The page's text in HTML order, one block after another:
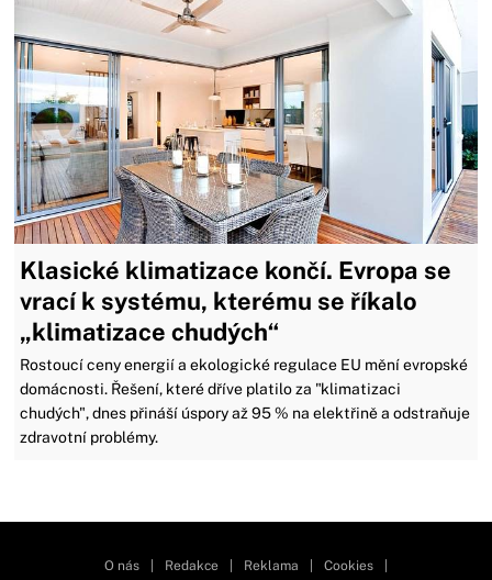
Klasické klimatizace končí. Evropa se
vrací k systému, kterému se říkalo
„klimatizace chudých“
Rostoucí ceny energií a ekologické regulace EU mění evropské
domácnosti. Řešení, které dříve platilo za "klimatizaci
chudých", dnes přináší úspory až 95 % na elektřině a odstraňuje
zdravotní problémy.
O nás Redakce Reklama Cookies